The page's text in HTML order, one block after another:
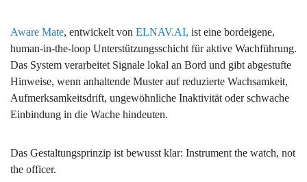
Aware Mate, entwickelt von ELNAV.AI, ist eine bordeigene,
human-in-the-loop Unterstützungsschicht für aktive Wachführung.
Das System verarbeitet Signale lokal an Bord und gibt abgestufte
Hinweise, wenn anhaltende Muster auf reduzierte Wachsamkeit,
Aufmerksamkeitsdrift, ungewöhnliche Inaktivität oder schwache
Einbindung in die Wache hindeuten.
Das Gestaltungsprinzip ist bewusst klar: Instrument the watch, not
the officer.